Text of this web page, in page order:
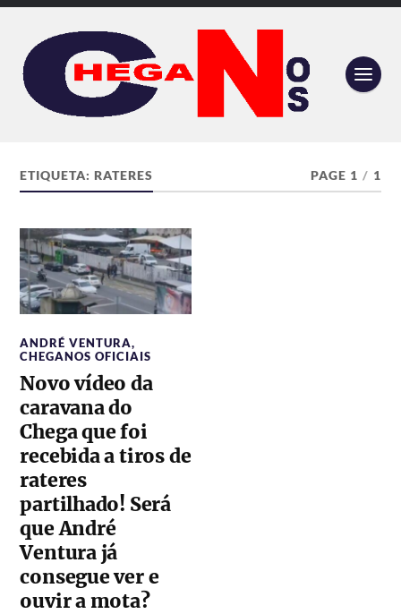
ETIQUETA:RATERES PAGE 1 / 1
ANDRÉ VENTURA,
CHEGANOS OFICIAIS
Novo vídeo da
caravana do
Chega que foi
recebida a tiros de
rateres
partilhado! Será
que André
Ventura já
consegue ver e
ouvir a mota?